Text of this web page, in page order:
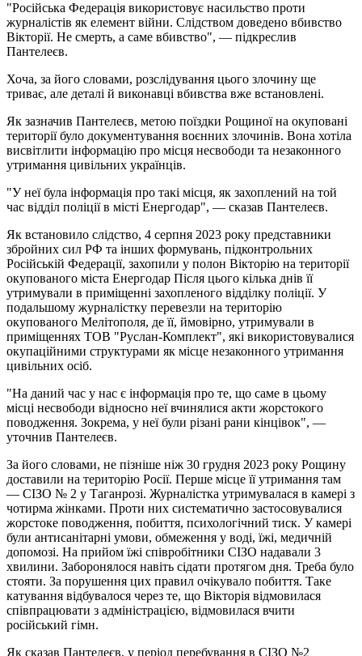
"Російська Федерація використовує насильство проти
журналістів як елемент війни. Слідством доведено вбивство
Вікторії. Не смерть, а саме вбивство", — підкреслив
Пантелеєв.
Хоча, за його словами, розслідування цього злочину ще
триває, але деталі й виконавці вбивства вже встановлені.
Як зазначив Пантелеєв, метою поїздки Рощиної на окуповані
території було документування воєнних злочинів. Вона хотіла
висвітлити інформацію про місця несвободи та незаконного
утримання цивільних українців.
"У неї була інформація про такі місця, як захоплений на той
час відділ поліції в місті Енергодар", — сказав Пантелеєв.
Як встановило слідство, 4 серпня 2023 року представники
збройних сил РФ та інших формувань, підконтрольних
Російській Федерації, захопили у полон Вікторію на території
окупованого міста Енергодар Після цього кілька днів її
утримували в приміщенні захопленого відділку поліції. У
подальшому журналістку перевезли на територію
окупованого Мелітополя, де її, ймовірно, утримували в
приміщеннях ТОВ "Руслан-Комплект", які використовувалися
окупаційними структурами як місце незаконного утримання
цивільних осіб.
"На даний час у нас є інформація про те, що саме в цьому
місці несвободи відносно неї вчинялися акти жорстокого
поводження. Зокрема, у неї були різані рани кінцівок", —
уточнив Пантелеєв.
За його словами, не пізніше ніж 30 грудня 2023 року Рощину
доставили на територію Росії. Перше місце її утримання там
— СІЗО № 2 у Таганрозі. Журналістка утримувалася в камері з
чотирма жінками. Проти них систематично застосовувалися
жорстоке поводження, побиття, психологічний тиск. У камері
були антисанітарні умови, обмеження у воді, їжі, медичній
допомозі. На прийом їжі співробітники СІЗО надавали 3
хвилини. Заборонялося навіть сідати протягом дня. Треба було
стояти. За порушення цих правил очікувало побиття. Таке
катування відбувалося через те, що Вікторія відмовилася
співпрацювати з адміністрацією, відмовилася вчити
російський гімн.
Як сказав Пантелеєв, у період перебування в СІЗО №2